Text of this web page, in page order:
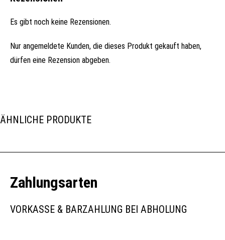
Es gibt noch keine Rezensionen.
Nur angemeldete Kunden, die dieses Produkt gekauft haben,
dürfen eine Rezension abgeben.
ÄHNLICHE PRODUKTE
Zahlungsarten
VORKASSE & BARZAHLUNG BEI ABHOLUNG